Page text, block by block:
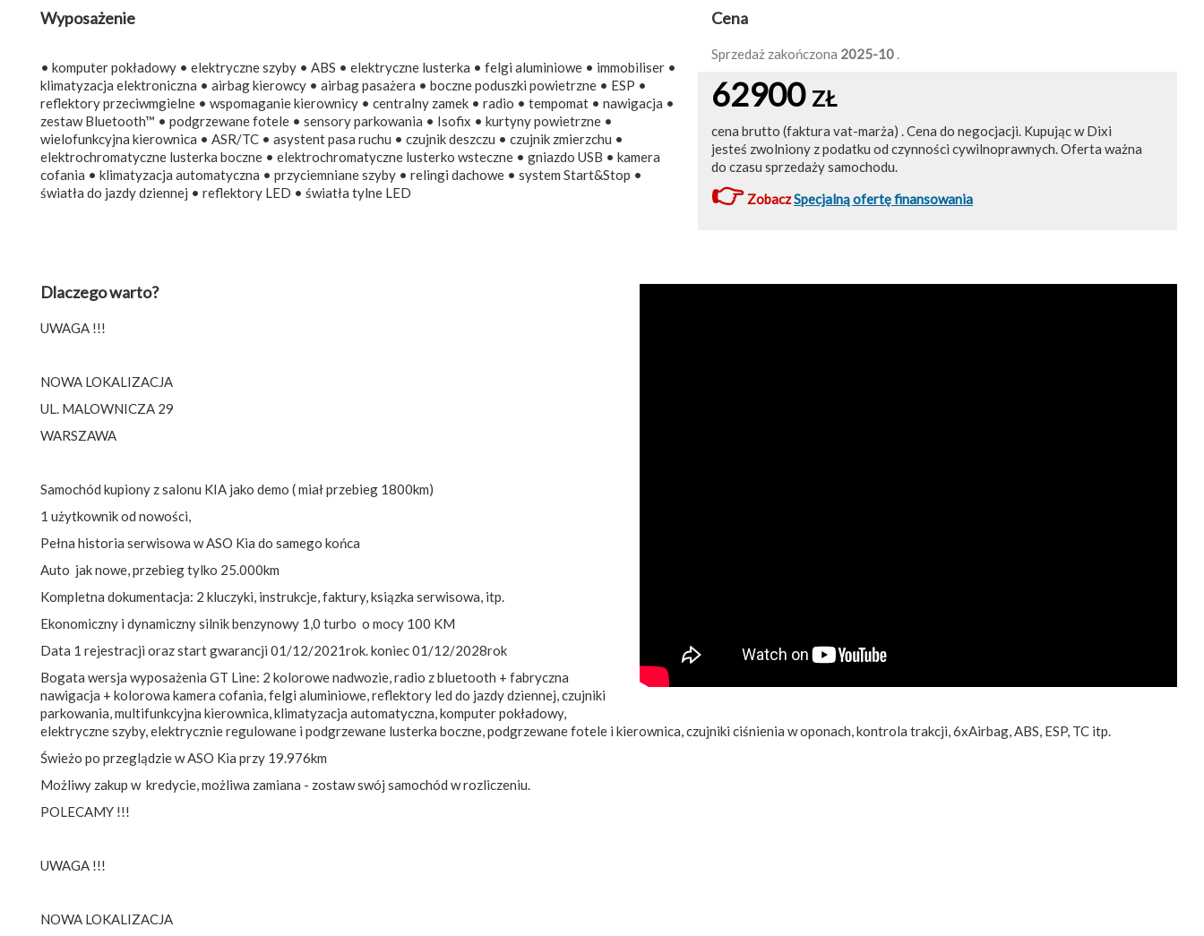
Cena
Sprzedaż zakończona 2025-10 .
62900 ZŁ
cena brutto (faktura vat-marża) . Cena do negocjacji. Kupując w Dixi
jesteś zwolniony z podatku od czynności cywilnoprawnych. Oferta ważna
do czasu sprzedaży samochodu.
👉ZobaczSpecjalną ofertę finansowania
Wyposażenie
• komputer pokładowy • elektryczne szyby • ABS • elektryczne lusterka • felgi aluminiowe • immobiliser •
klimatyzacja elektroniczna • airbag kierowcy • airbag pasażera • boczne poduszki powietrzne • ESP •
reflektory przeciwmgielne • wspomaganie kierownicy • centralny zamek • radio • tempomat • nawigacja •
zestaw Bluetooth™ • podgrzewane fotele • sensory parkowania • Isofix • kurtyny powietrzne •
wielofunkcyjna kierownica • ASR/TC • asystent pasa ruchu • czujnik deszczu • czujnik zmierzchu •
elektrochromatyczne lusterka boczne • elektrochromatyczne lusterko wsteczne • gniazdo USB • kamera
cofania • klimatyzacja automatyczna • przyciemniane szyby • relingi dachowe • system Start&Stop •
światła do jazdy dziennej • reflektory LED • światła tylne LED
Dlaczego warto?
UWAGA !!!
NOWA LOKALIZACJA
UL. MALOWNICZA 29
WARSZAWA
Samochód kupiony z salonu KIA jako demo ( miał przebieg 1800km)
1 użytkownik od nowości,
Pełna historia serwisowa w ASO Kia do samego końca
Auto jak nowe, przebieg tylko 25.000km
Kompletna dokumentacja: 2 kluczyki, instrukcje, faktury, ksiązka serwisowa, itp.
Ekonomiczny i dynamiczny silnik benzynowy 1,0 turbo o mocy 100 KM
Data 1 rejestracji oraz start gwarancji 01/12/2021rok. koniec 01/12/2028rok
Bogata wersja wyposażenia GT Line: 2 kolorowe nadwozie, radio z bluetooth + fabryczna
nawigacja + kolorowa kamera cofania, felgi aluminiowe, reflektory led do jazdy dziennej, czujniki
parkowania, multifunkcyjna kierownica, klimatyzacja automatyczna, komputer pokładowy,
elektryczne szyby, elektrycznie regulowane i podgrzewane lusterka boczne, podgrzewane fotele i kierownica, czujniki ciśnienia w oponach, kontrola trakcji, 6xAirbag, ABS, ESP, TC itp.
Świeżo po przeglądzie w ASO Kia przy 19.976km
Możliwy zakup w kredycie, możliwa zamiana - zostaw swój samochód w rozliczeniu.
POLECAMY !!!
UWAGA !!!
NOWA LOKALIZACJA